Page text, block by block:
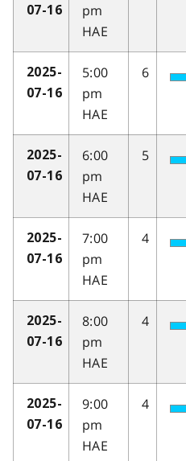
07-16
pm
HAE
2025-
07-16
5:00
pm
HAE
6
2025-
07-16
6:00
pm
HAE
5
2025-
07-16
7:00
pm
HAE
4
2025-
07-16
8:00
pm
HAE
4
2025-
07-16
9:00
pm
HAE
4